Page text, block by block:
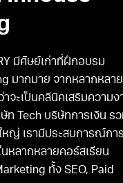
มีศิษย์เก่าที่ฝึกอบรม
มากมาย จากหลากหลาย
จะเป็นคลีนิคเสริมความง
ท Tech บริษัทการเงิน รว
หญ่ เรามีประสบการณ์กา
หลากหลายคอร์สเรียน
ทั้ง SEO, Paid